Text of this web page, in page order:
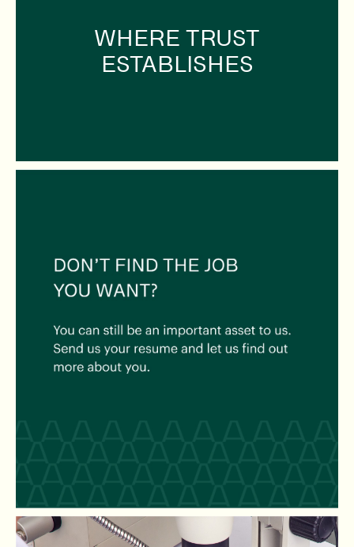
WHERE TRUST
ESTABLISHES